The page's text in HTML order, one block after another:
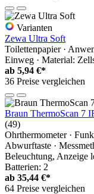
Varianten
Zewa Ultra Soft
Toilettenpapier ·
Einweg · Material:
ab 5,94 €*
36 Preise vergleichen
Braun ThermoScan 7
(49)
Ohrthermometer ·
Abwurftaste ·
Beleuchtung, Anzeige
Batterien: 2
ab 35,44 €*
64 Preise vergleichen